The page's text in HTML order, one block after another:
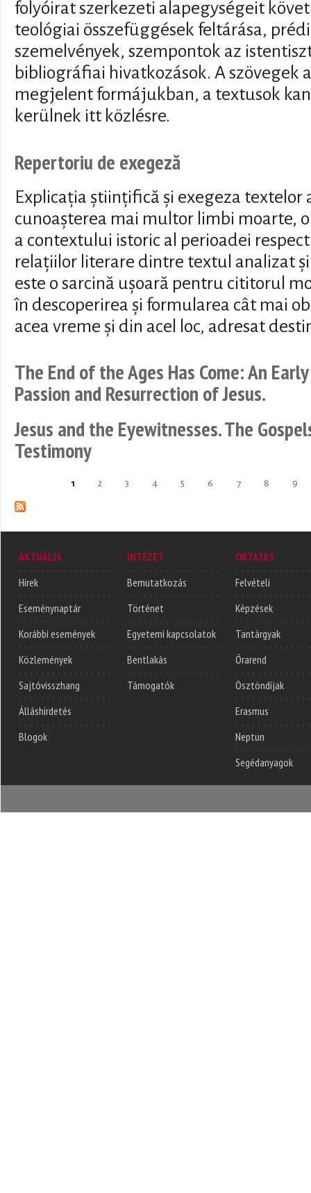
folyóirat szerkezeti alapegységeit
teológiai összefüggések feltárása,
szemelvények, szempontok az
bibliográfiai hivatkozások. A szövegek
megjelent formájukban, a textusok
kerülnek itt közlésre.
Repertoriu de exegeză
Explicația științifică și exegeza textelor
cunoașterea mai multor limbi moarte,
a contextului istoric al perioadei
relațiilor literare dintre textul analizat
este o sarcină ușoară pentru cititorul
în descoperirea și formularea cât mai
acea vreme și din acel loc, adresat
The End of the Ages Has Come: An
Passion and Resurrection of Jesus.
Jesus and the Eyewitnesses. The
Testimony
1 2 3 4 5 6 7 8 9
AKTUÁLIS
Hírek
Eseménynaptár
Korábbi események
Közlemények
Sajtóvisszhang
Álláshirdetés
Blogok
INTÉZET
Bemutatkozás
Történet
Egyetemi kapcsolatok
Bentlakás
Támogatók
OKTATÁS
Felvételi
Képzések
Tantárgyak
Órarend
Ösztöndíjak
Erasmus
Neptun
Segédanyagok